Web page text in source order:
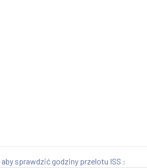
sprawdzić godziny przelotu ISS :